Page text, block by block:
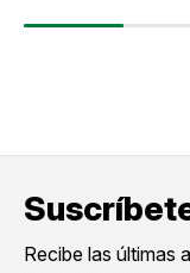
Recibe las últimas